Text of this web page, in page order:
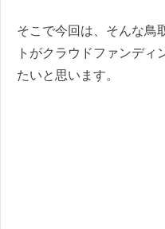
そこで今回は、そんな鳥
トがクラウドファンディ
たいと思います。